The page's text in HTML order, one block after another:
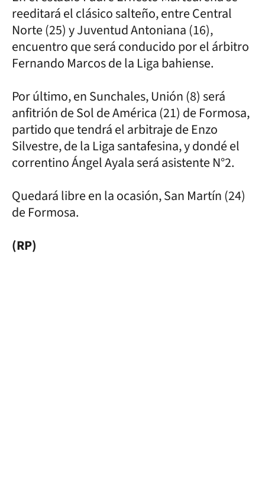
reeditará el clásico salteño, entre Central
Norte (25) y Juventud Antoniana (16),
encuentro que será conducido por el árbitro
Fernando Marcos de la Liga bahiense.
Por último, en Sunchales, Unión (8) será
anfitrión de Sol de América (21) de Formosa,
partido que tendrá el arbitraje de Enzo
Silvestre, de la Liga santafesina, y dondé el
correntino Ángel Ayala será asistente N°2.
Quedará libre en la ocasión, San Martín (24)
de Formosa.
(RP)